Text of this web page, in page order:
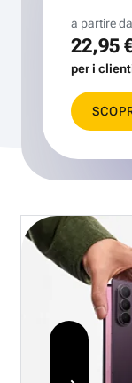
a partire da
22,95
per i